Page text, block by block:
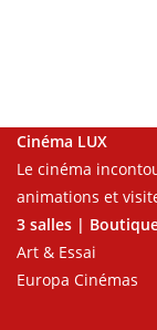
Cinéma LUX
Le cinéma
animations et
3 salles |
Art & Essai
Europa Cinémas